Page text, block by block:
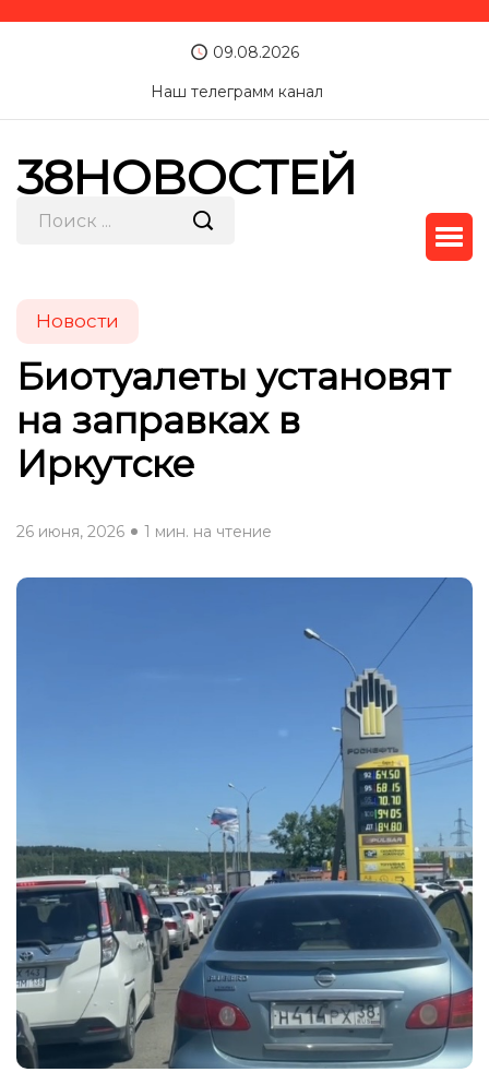
09.08.2026
Наш телеграмм канал
38НОВОСТЕЙ
Новости
Биотуалеты установят
на заправках в
Иркутске
26 июня, 2026 1 мин. на чтение